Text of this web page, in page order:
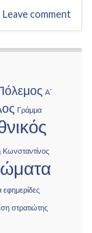
Leave comment
Α΄
Γράμμα
Κωνσταντίνος
εφημερίδες
στρατιώτης